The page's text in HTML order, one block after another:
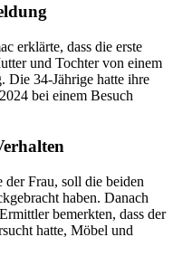
erklärte, dass die erste
und Tochter von einem
Die 34-Jährige hatte ihre
bei einem Besuch
Frau, soll die beiden
haben. Danach
bemerkten, dass der
hatte, Möbel und